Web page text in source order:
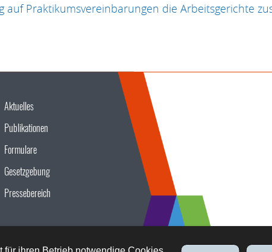
auf Praktikumsvereinbarungen die Arbeitsgerichte
Aktuelles
Publikationen
Formulare
Gesetzgebung
Pressebereich